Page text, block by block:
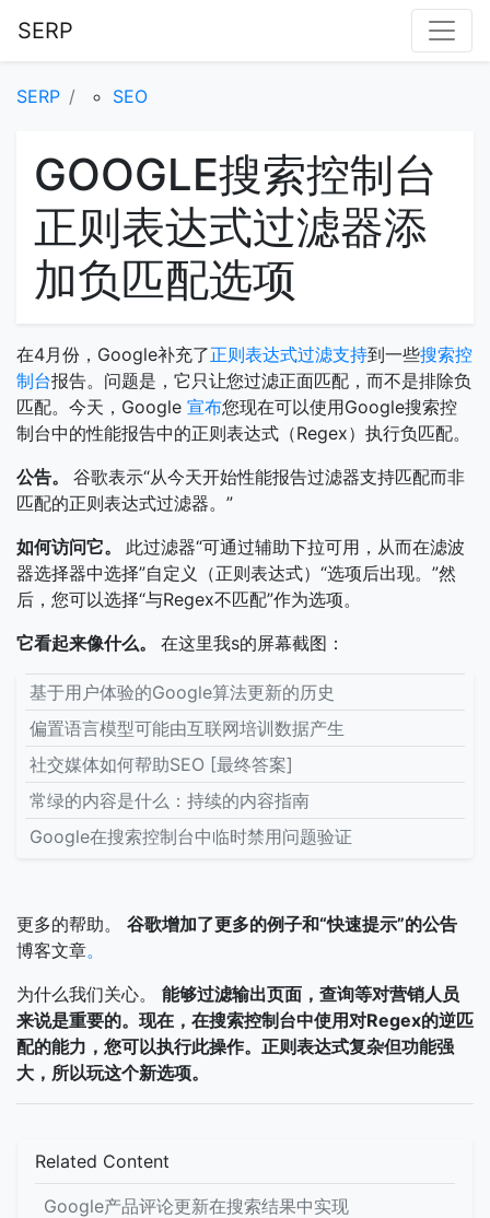
SERP
SERP SEO
GOOGLE搜索控制台
正则表达式过滤器添
加负匹配选项
在4月份，Google补充了正则表达式过滤支持到一些搜索控
制台报告。问题是，它只让您过滤正面匹配，而不是排除负
匹配。今天，Google 宣布您现在可以使用Google搜索控
制台中的性能报告中的正则表达式（Regex）执行负匹配。
公告。 谷歌表示“从今天开始性能报告过滤器支持匹配而非
匹配的正则表达式过滤器。”
如何访问它。 此过滤器“可通过辅助下拉可用，从而在滤波
器选择器中选择”自定义（正则表达式）“选项后出现。”然
后，您可以选择“与Regex不匹配”作为选项。
它看起来像什么。 在这里我s的屏幕截图：
基于用户体验的Google算法更新的历史
偏置语言模型可能由互联网培训数据产生
社交媒体如何帮助SEO [最终答案]
常绿的内容是什么：持续的内容指南
Google在搜索控制台中临时禁用问题验证
更多的帮助。 谷歌增加了更多的例子和“快速提示”的公告
博客文章。
为什么我们关心。 能够过滤输出页面，查询等对营销人员
来说是重要的。现在，在搜索控制台中使用对Regex的逆匹
配的能力，您可以执行此操作。正则表达式复杂但功能强
大，所以玩这个新选项。
Related Content
Google产品评论更新在搜索结果中实现